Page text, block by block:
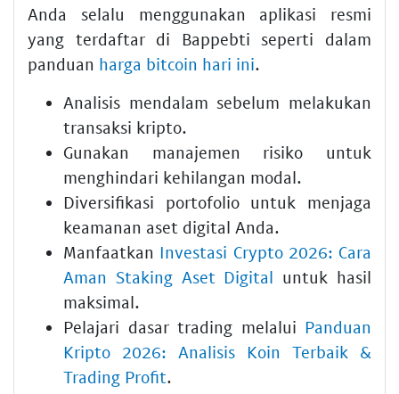
Anda selalu menggunakan aplikasi resmi
yang terdaftar di Bappebti seperti dalam
panduan harga bitcoin hari ini.
Analisis mendalam sebelum melakukan
transaksi kripto.
Gunakan manajemen risiko untuk
menghindari kehilangan modal.
Diversifikasi portofolio untuk menjaga
keamanan aset digital Anda.
Manfaatkan Investasi Crypto 2026: Cara
Aman Staking Aset Digital untuk hasil
maksimal.
Pelajari dasar trading melalui Panduan
Kripto 2026: Analisis Koin Terbaik &
Trading Profit.